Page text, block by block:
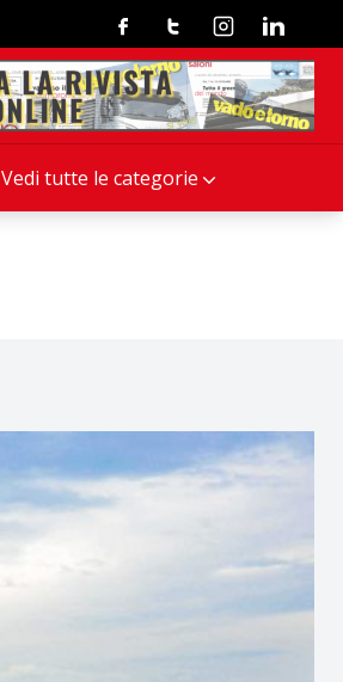
Vedi tutte le categorie
FacebookTwitterInstagramLinkedin